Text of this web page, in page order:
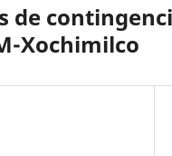
de
Xochimilco